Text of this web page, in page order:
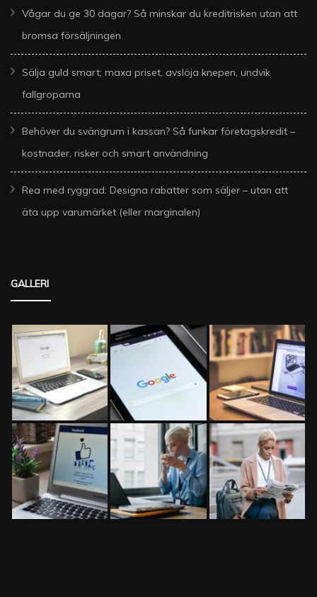
Vågar du ge 30 dagar? Så minskar du kreditrisken utan att
bromsa försäljningen
Sälja guld smart: maxa priset, avslöja knepen, undvik
fallgroparna
Behöver du svängrum i kassan? Så funkar företagskredit –
kostnader, risker och smart användning
Rea med ryggrad: Designa rabatter som säljer – utan att
äta upp varumärket (eller marginalen)
GALLERI